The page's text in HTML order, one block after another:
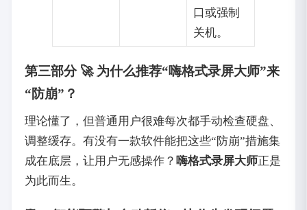
口或强制
关机。
第三部分 🚀 为什么推荐“嗨格式录屏大师”来
“防崩”？
理论懂了，但普通用户很难每次都手动检查硬盘、
调整缓存。有没有一款软件能把这些“防崩”措施集
成在底层，让用户无感操作？ 嗨格式录屏大师 正是
为此而生。